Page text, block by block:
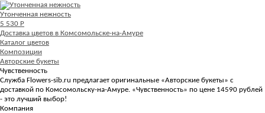
Утонченная нежность
5 530 Р
Доставка цветов в Комсомольске-на-Амуре
Каталог цветов
Композиции
Авторские букеты
Чувственность
Служба Flowers-sib.ru предлагает оригинальные «Авторские букеты» с
доставкой по Комсомольску-на-Амуре. «Чувственность» по цене 14590 рублей
- это лучший выбор!
Компания